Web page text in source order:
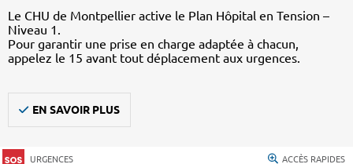
Le CHU de Montpellier active le Plan Hôpital en Tension –
Niveau 1.
Pour garantir une prise en charge adaptée à chacun,
appelez le 15 avant tout déplacement aux urgences.
EN SAVOIR PLUS
URGENCES ACCÈS RAPIDES